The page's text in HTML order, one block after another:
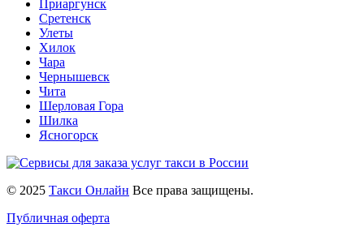
Приаргунск
Сретенск
Улеты
Хилок
Чара
Чернышевск
Чита
Шерловая Гора
Шилка
Ясногорск
© 2025 Такси Онлайн Все права защищены.
Публичная оферта